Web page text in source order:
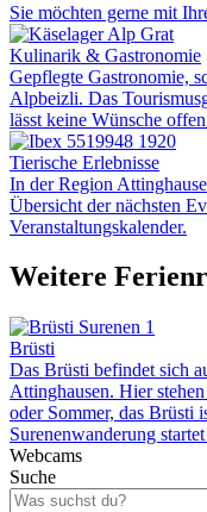
Sie möchten gerne mit
Kulinarik & Gastronomie
Gepflegte Gastronomie,
Alpbeizli. Das
lässt keine Wünsche
Tierische Erlebnisse
In der Region
Übersicht der nächsten
Veranstaltungskalender.
Weitere
Brüsti
Das Brüsti befindet sich
Attinghausen. Hier
oder Sommer, das Brüsti
Surenenwanderung
Webcams
Suche